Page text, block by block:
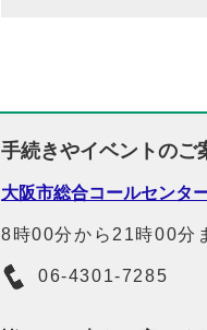
手続きやイベントのご
大阪市総合コールセンタ
8時00分から21時00分
06-4301-7285